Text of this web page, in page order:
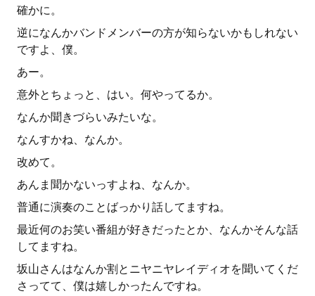
確かに。
逆になんかバンドメンバーの方が知らないかもしれない
ですよ、僕。
あー。
意外とちょっと、はい。何やってるか。
なんか聞きづらいみたいな。
なんすかね、なんか。
改めて。
あんま聞かないっすよね、なんか。
普通に演奏のことばっかり話してますね。
最近何のお笑い番組が好きだったとか、なんかそんな話
してますね。
坂山さんはなんか割とニヤニヤレイディオを聞いてくだ
さってて、僕は嬉しかったんですね。